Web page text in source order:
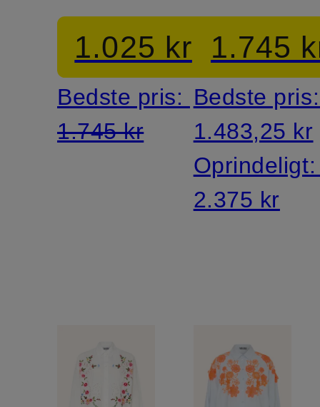
JUSTICIA
1.025 kr
Bedste pris:
1.745 kr
med
1.745
Bedste
1.483,25 kr
2.375 kr